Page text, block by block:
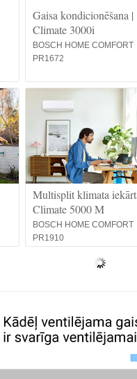
Gaisa kondicionēšana |
Climate 3000i
BOSCH HOME COMFORT
PR1672
Multisplit klimata
Climate 5000 M
BOSCH HOME COMFORT
PR1910